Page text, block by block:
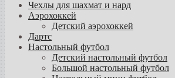
Чехлы для шахмат и нард
Аэрохоккей
Детский аэрохоккей
Дартс
Настольный футбол
Детский настольный футбол
Большой настольный футбол